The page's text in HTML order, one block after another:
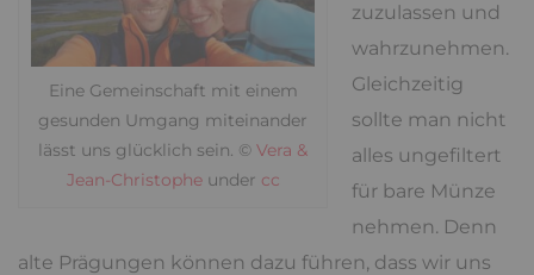
Eine Gemeinschaft mit einem
gesunden Umgang miteinander
lässt uns glücklich sein. © Vera &
Jean-Christopheunder cc
zuzulassen und
wahrzunehmen.
Gleichzeitig
sollte man nicht
alles ungefiltert
für bare Münze
nehmen. Denn
alte Prägungen können dazu führen, dass wir uns